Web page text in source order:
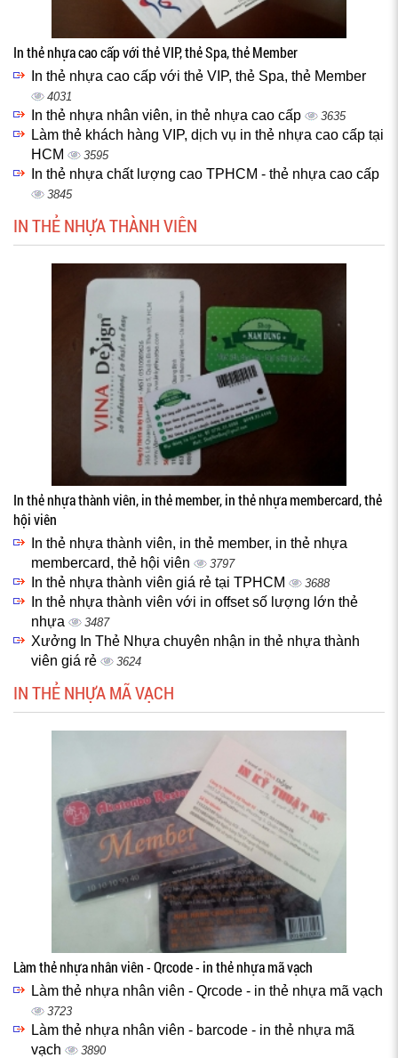
In thẻ nhựa cao cấp với thẻ VIP, thẻ Spa, thẻ Member
In thẻ nhựa cao cấp với thẻ VIP, thẻ Spa, thẻ Member
4031
In thẻ nhựa nhân viên, in thẻ nhựa cao cấp 3635
Làm thẻ khách hàng VIP, dịch vụ in thẻ nhựa cao cấp tại
HCM
3595
In thẻ nhựa chất lượng cao TPHCM - thẻ nhựa cao cấp
3845
IN THẺ NHỰA THÀNH VIÊN
In thẻ nhựa thành viên, in thẻ member, in thẻ nhựa membercard, thẻ
hội viên
In thẻ nhựa thành viên, in thẻ member, in thẻ nhựa
membercard, thẻ hội viên
3797
In thẻ nhựa thành viên giá rẻ tại TPHCM 3688
In thẻ nhựa thành viên với in offset số lượng lớn thẻ
nhựa
3487
Xưởng In Thẻ Nhựa chuyên nhận in thẻ nhựa thành
viên giá rẻ
3624
IN THẺ NHỰA MÃ VẠCH
Làm thẻ nhựa nhân viên - Qrcode - in thẻ nhựa mã vạch
Làm thẻ nhựa nhân viên - Qrcode - in thẻ nhựa mã vạch
3723
Làm thẻ nhựa nhân viên - barcode - in thẻ nhựa mã
vạch
3890